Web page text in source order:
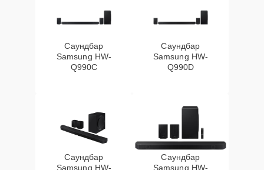
Саундбар
Samsung HW-
Q990C
Саундбар
Samsung HW-
Q990D
Саундбар
Samsung HW-
Саундбар
Samsung HW-